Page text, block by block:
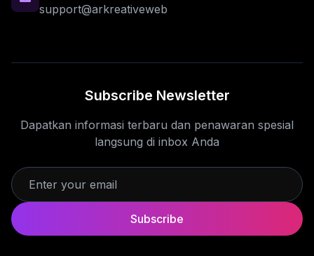
support@arkreativeweb
Subscribe Newsletter
Dapatkan informasi terbaru dan penawaran spesial
langsung di inbox Anda
Subscribe